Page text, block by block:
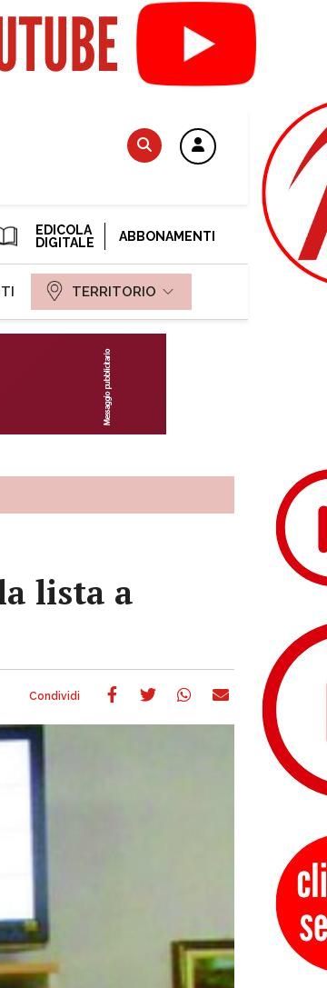
EDICOLA
DIGITALE
ABBONAMENTI
TERRITORIO
lista a